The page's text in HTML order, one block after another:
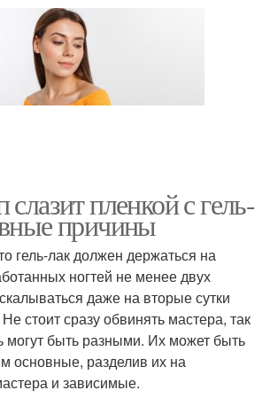
пленкой с гель-
причины
гель-лак должен держаться на
ногтей не менее двух
даже на вторые сутки
стоит сразу обвинять мастера, так
могут быть разными. Их может быть
основные, разделив их на
и зависимые.